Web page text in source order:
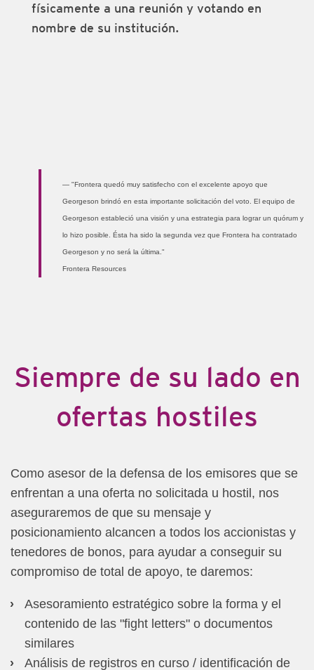
físicamente a una reunión y votando en
nombre de su institución.
"Frontera quedó muy satisfecho con el excelente apoyo que
Georgeson brindó en esta importante solicitación del voto. El equipo de
Georgeson estableció una visión y una estrategia para lograr un quórum y
lo hizo posible. Ésta ha sido la segunda vez que Frontera ha contratado
Georgeson y no será la última."
Frontera Resources
Siempre de su lado en
ofertas hostiles
Como asesor de la defensa de los emisores que se
enfrentan a una oferta no solicitada u hostil, nos
aseguraremos de que su mensaje y
posicionamiento alcancen a todos los accionistas y
tenedores de bonos, para ayudar a conseguir su
compromiso de total de apoyo, te daremos:
Asesoramiento estratégico sobre la forma y el
contenido de las "fight letters" o documentos
similares
Análisis de registros en curso / identificación de